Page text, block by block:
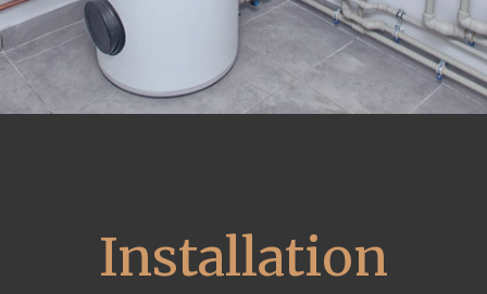
Installation